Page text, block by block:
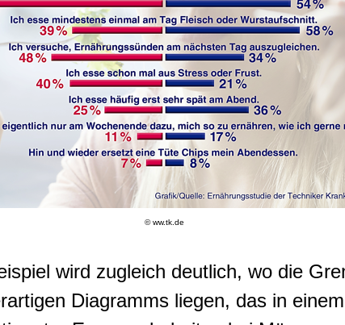
© ww.tk.de
wird zugleich deutlich, wo die
Diagramms liegen, das in